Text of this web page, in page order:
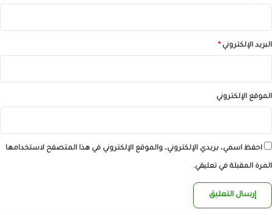
البريد الإلكتروني *
الموقع الإلكتروني
احفظ اسمي، بريدي الإلكتروني، والموقع الإلكتروني في هذا المتصفح لاستخدامها
المرة المقبلة في تعليقي.